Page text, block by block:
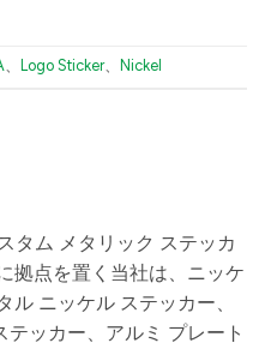
、 Logo Sticker、 Nickel
タム メタリック ステッカ
拠点を置く当社は、ニッケ
ル ニッケル ステッカー、
ッカー、アルミ プレート